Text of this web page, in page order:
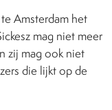
Amsterdam het
mag niet meer
zij mag ook niet
die lijkt op de